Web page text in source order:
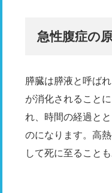
急性腹症の
膵臓は膵液と呼ば
が消化されること
れ、時間の経過と
のになります。高
して死に至ること